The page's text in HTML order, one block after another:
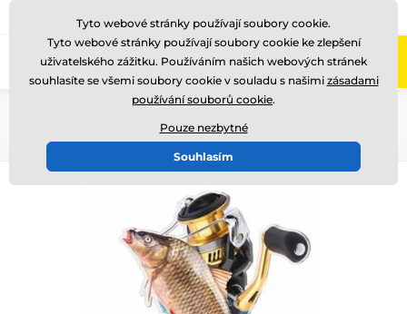
Zavolejte nám (Po-Pá 8-17)
Tyto webové stránky používají soubory cookie.
Tyto webové stránky používají soubory cookie ke zlepšení
uživatelského zážitku. Používáním našich webových stránek
souhlasíte se všemi soubory cookie v souladu s našimi zásadami
používání souborů cookie.
Pouze nezbytné
Souhlasím